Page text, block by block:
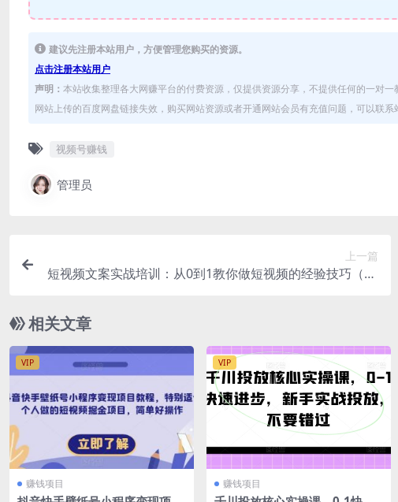
建议先注册本站用户，方便管理您购买的资源。
点击注册本站用户
声明： 本站收集整理各大网赚平台的付费资源，仅提供资源分享，不提供任何的一对
网站上传的百度网盘链接失效，购买网站资源或者开通网站会员有充值问题，可以联
视频号赚钱
管理员
上一篇
短视频文案实战培训：从0到1教你做短视频的经验技巧（19
相关文章
VIP
赚钱项目
VIP
赚钱项目